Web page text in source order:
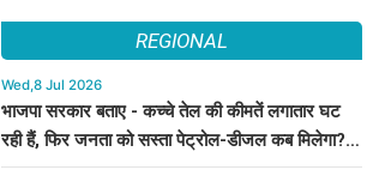
REGIONAL
Wed,8 Jul 2026
भाजपा सरकार बताए - कच्चे तेल की कीमतें लगातार घट
रही हैं, फिर जनता को सस्ता पेट्रोल-डीजल कब मिलेगा? :
कुमारी सैलजा